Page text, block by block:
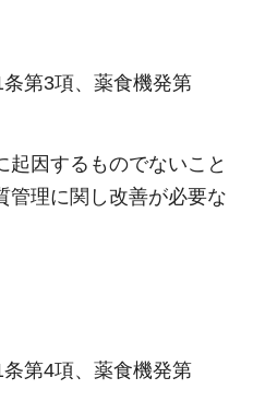
第3項、薬食機発第
因するものでないこと
管理に関し改善が必要な
第4項、薬食機発第